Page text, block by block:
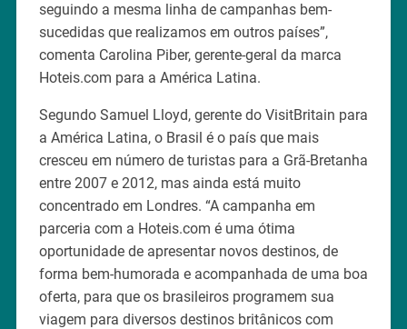
seguindo a mesma linha de campanhas bem-
sucedidas que realizamos em outros países”,
comenta Carolina Piber, gerente-geral da marca
Hoteis.com para a América Latina.
Segundo Samuel Lloyd, gerente do VisitBritain para
a América Latina, o Brasil é o país que mais
cresceu em número de turistas para a Grã-Bretanha
entre 2007 e 2012, mas ainda está muito
concentrado em Londres. “A campanha em
parceria com a Hoteis.com é uma ótima
oportunidade de apresentar novos destinos, de
forma bem-humorada e acompanhada de uma boa
oferta, para que os brasileiros programem sua
viagem para diversos destinos britânicos com